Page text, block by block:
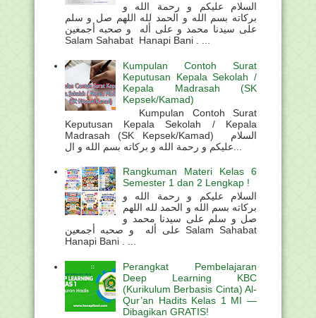
السلام عليكم و رحمة الله و
بركاته بسم الله و الحمد لله اللهم صل و سلم
على سيدنا محمد و على أله و صحبه أجمعين
Salam Sahabat Hanapi Bani . ...
Kumpulan Contoh Surat
Keputusan Kepala Sekolah /
Kepala Madrasah (SK
Kepsek/Kamad)
Kumpulan Contoh Surat
Keputusan Kepala Sekolah / Kepala
Madrasah (SK Kepsek/Kamad) السلام
Rangkuman Materi Kelas 6
Semester 1 dan 2 Lengkap !
السلام عليكم و رحمة الله و
بركاته بسم الله و الحمد لله اللهم
صل و سلم على سيدنا محمد و
على أله و صحبه أجمعين Salam Sahabat
Hanapi Bani . ...
Perangkat Pembelajaran
Deep Learning KBC
(Kurikulum Berbasis Cinta) Al-
Qur’an Hadits Kelas 1 MI —
Dibagikan GRATIS!